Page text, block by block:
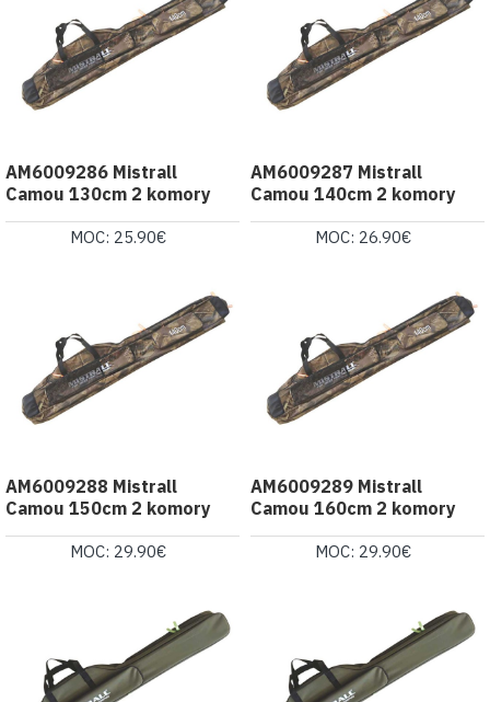
AM6009286 Mistrall
Camou 130cm 2 komory
MOC: 25.90€
AM6009287 Mistrall
Camou 140cm 2 komory
MOC: 26.90€
AM6009288 Mistrall
Camou 150cm 2 komory
MOC: 29.90€
AM6009289 Mistrall
Camou 160cm 2 komory
MOC: 29.90€